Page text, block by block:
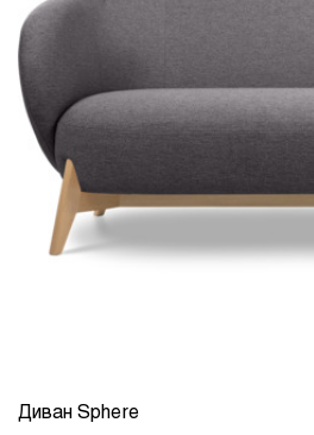
КОЛИЧЕСТВО
Диван Sphere